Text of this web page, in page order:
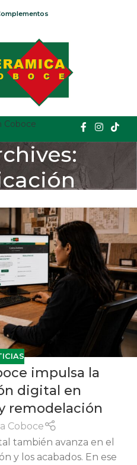
Coboce
impulsa la
digital en
remodelación
Coboce
también avanza en el
y los acabados. En ese